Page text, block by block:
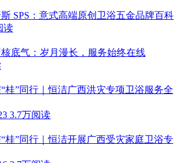
SPS：意式高端原创卫浴五金品牌百科
读
底气：岁月漫长，服务始终在线
桂”同行｜恒洁广西洪灾专项卫浴服务全
3.7万阅读
桂”同行｜恒洁开展广西受灾家庭卫浴专